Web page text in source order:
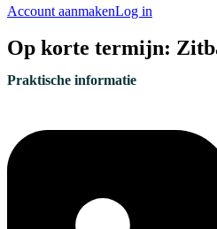
Account aanmakenLog in
Op korte termijn:
Praktische informatie